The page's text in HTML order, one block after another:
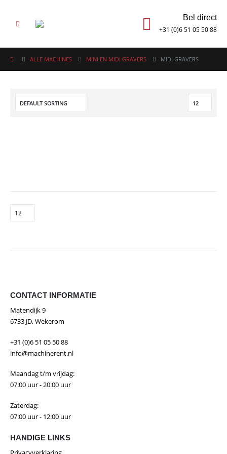
Bel direct
+31 (0)6 51 05 50 88
ALLE MACHINES MINI EN MIDI GRAVERS MIDI GRAVERS
CONTACT INFORMATIE
Matendijk 9
6733 JD, Wekerom
+31 (0)6 51 05 50 88
info@machinerent.nl
Maandag t/m vrijdag:
07:00 uur - 20:00 uur
Zaterdag:
07:00 uur - 12:00 uur
HANDIGE LINKS